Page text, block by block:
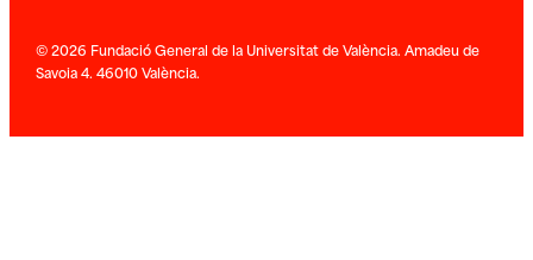
© 2026 Fundació General de la Universitat de València. Amadeu de
Savoia 4. 46010 València.